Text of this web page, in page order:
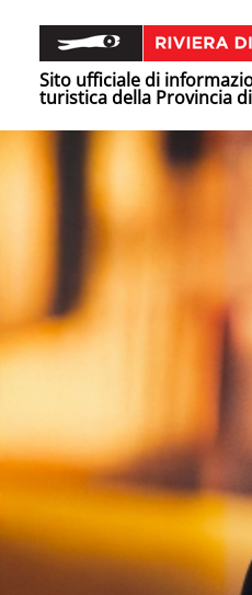
Sito ufficiale di
turistica della Provincia